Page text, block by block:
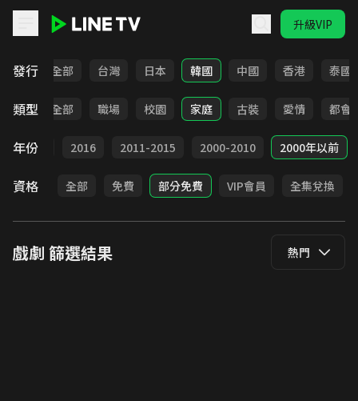
升級VIP
發行 全部 台灣 日本 韓國 中國 香港 泰國
類型 全部 職場 校園 家庭 古裝 愛情 都會
年份
2017 2016 2011-2015 2000-2010 2000年以前
資格 全部 免費 部分免費 VIP會員 全集兌換
戲劇 篩選結果 熱門